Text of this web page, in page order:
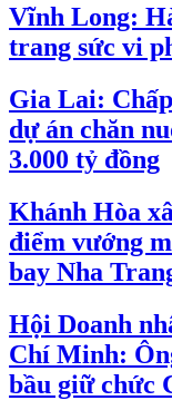
Vĩnh Long:
trang sức vi
Gia Lai:
dự án chăn
3.000 tỷ đồng
Khánh Hòa
điểm vướng
bay Nha
Hội Doanh
Chí Minh:
bầu giữ chức